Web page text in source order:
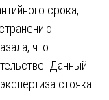
срока,
что
Данный
стояка